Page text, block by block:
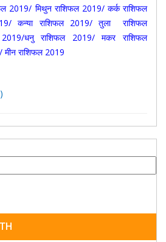
2019/ मिथुन राशिफल 2019/ कर्क राशिफल
/कन्या राशिफल 2019/ तुला राशिफल
/धनु राशिफल 2019/मकर राशिफल
/ मीन राशिफल 2019